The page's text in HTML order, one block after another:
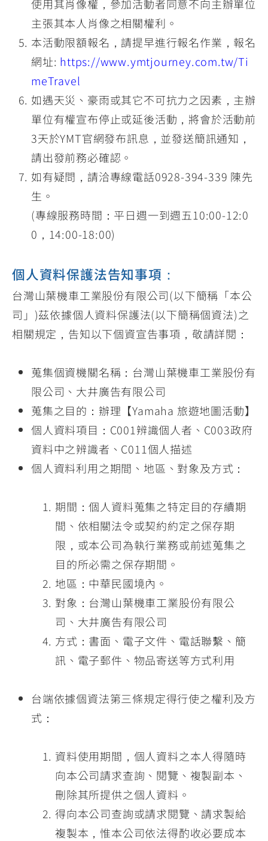
使用其肖像權，參加活動者同意不向主辦單位
主張其本人肖像之相關權利。
本活動限額報名，請提早進行報名作業，報名
網址: https://www.ymtjourney.com.tw/Ti
meTravel
如遇天災、豪雨或其它不可抗力之因素，主辦
單位有權宣布停止或延後活動，將會於活動前
3天於YMT官網發布訊息，並發送簡訊通知，
請出發前務必確認。
如有疑問，請洽專線電話0928-394-339 陳先
生。
(專線服務時間：平日週一到週五10:00-12:0
0，14:00-18:00)
個人資料保護法告知事項：
台灣山葉機車工業股份有限公司(以下簡稱「本公
司」)茲依據個人資料保護法(以下簡稱個資法)之
相關規定，告知以下個資宣告事項，敬請詳閱：
蒐集個資機關名稱：台灣山葉機車工業股份有
限公司、大井廣告有限公司
蒐集之目的：辦理【Yamaha 旅遊地圖活動】
個人資料項目：C001辨識個人者、C003政府
資料中之辨識者、C011個人描述
個人資料利用之期間、地區、對象及方式：
期間：個人資料蒐集之特定目的存續期
間、依相關法令或契約約定之保存期
限，或本公司為執行業務或前述蒐集之
目的所必需之保存期間。
地區：中華民國境內。
對象：台灣山葉機車工業股份有限公
司、大井廣告有限公司
方式：書面、電子文件、電話聯繫、簡
訊、電子郵件、物品寄送等方式利用
台端依據個資法第三條規定得行使之權利及方
式：
資料使用期間，個人資料之本人得隨時
向本公司請求查詢、閱覽、複製副本、
刪除其所提供之個人資料。
得向本公司查詢或請求閱覽、請求製給
複製本，惟本公司依法得酌收必要成本